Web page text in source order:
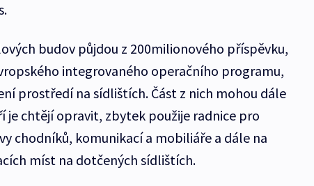
budov půjdou z 200milionového příspěvku,
integrovaného operačního programu,
prostředí na sídlištích. Část z nich mohou dále
chtějí opravit, zbytek použije radnice pro
chodníků, komunikací a mobiliáře a dále na
míst na dotčených sídlištích.